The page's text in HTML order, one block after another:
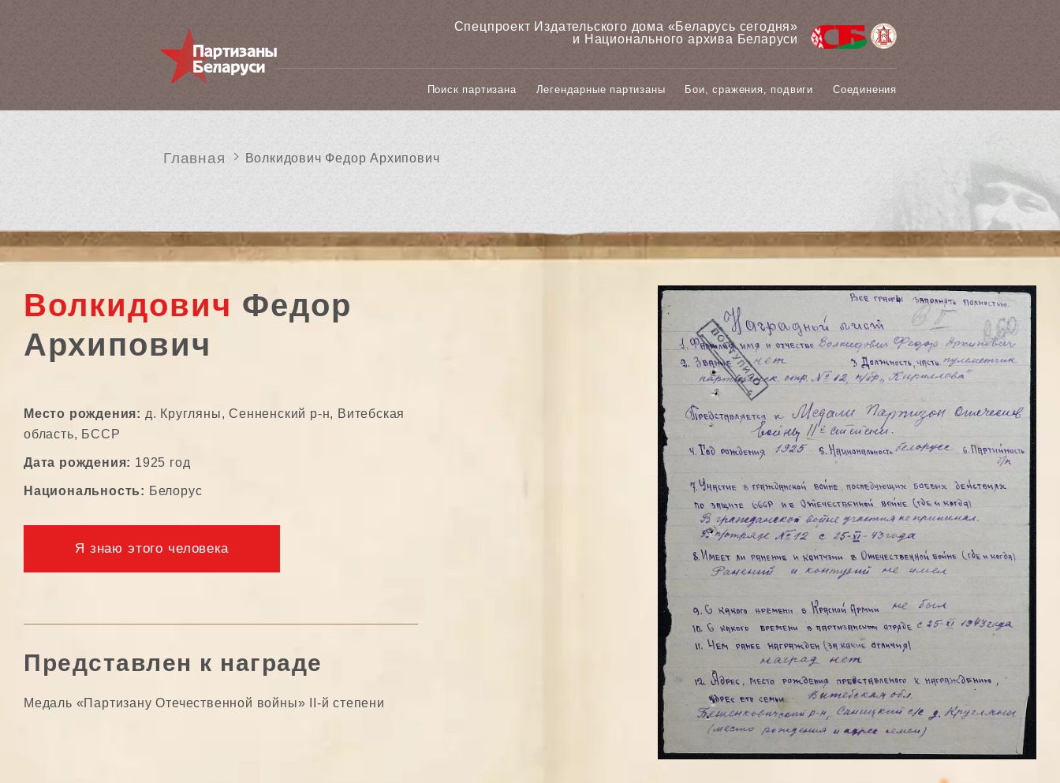
Спецпроект Издательского дома «‎Беларусь сегодня»
и Национального архива Беларуси
Поиск партизана Легендарные партизаны Бои, сражения, подвиги Соединения
Главная Волкидович Федор Архипович
Волкидович Федор
Архипович
Место рождения: д. Кругляны, Сенненский р-н, Витебская
область, БССР
Дата рождения: 1925 год
Национальность: Белорус
Я знаю этого человека
Представлен к награде
Медаль «Партизану Отечественной войны» II-й степени